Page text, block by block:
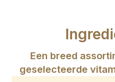
Een breed
geselecteerde